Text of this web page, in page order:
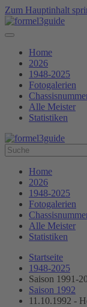
Zum Hauptinhalt
Home
2026
1948-2025
Fotogalerien
Alle Meister
Statistiken
Home
2026
1948-2025
Fotogalerien
Alle Meister
Statistiken
Startseite
1948-2025
Saison 1991-
Saison 1992
11.10.1992 -